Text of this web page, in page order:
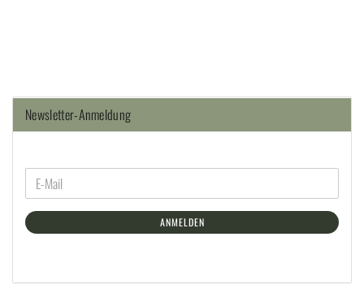
Newsletter-Anmeldung
ANMELDEN